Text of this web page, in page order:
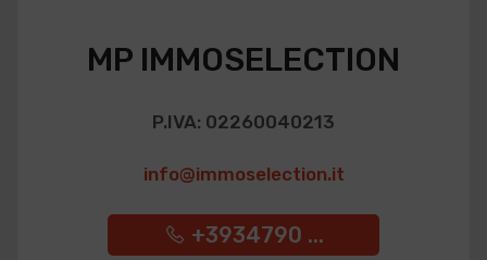
MP IMMOSELECTION
P.IVA: 02260040213
info@immoselection.it
+3934790 ...